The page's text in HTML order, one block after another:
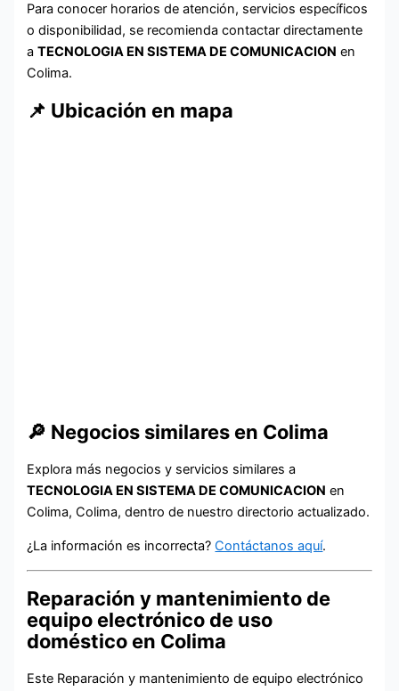
Para conocer horarios de atención, servicios específicos
o disponibilidad, se recomienda contactar directamente
aTECNOLOGIA EN SISTEMA DE COMUNICACION en
Colima.
📌 Ubicación en mapa
🔎 Negocios similares en Colima
Explora más negocios y servicios similares a
TECNOLOGIA EN SISTEMA DE COMUNICACION en
Colima, Colima, dentro de nuestro directorio actualizado.
¿La información es incorrecta?Contáctanos aquí.
Reparación y mantenimiento de
equipo electrónico de uso
doméstico en Colima
Este Reparación y mantenimiento de equipo electrónico